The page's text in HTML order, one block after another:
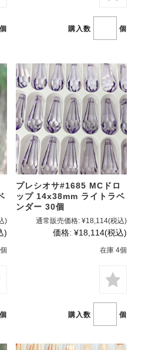
個 購入数 個
)
)
個
プレシオサ#1685 MCドロ
ップ 14x38mm ライトラベ
ンダー 30個
通常販売価格: ¥18,114(税込)
価格: ¥18,114(税込)
在庫 4個
購入数 個